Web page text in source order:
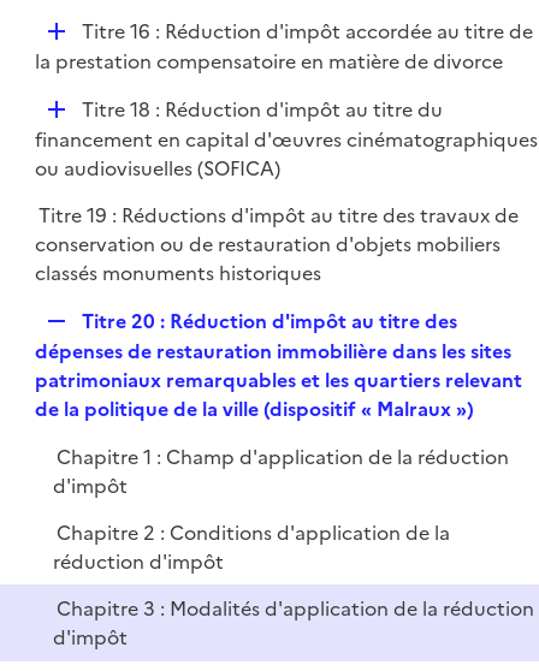
r
D
é
i
e
Titre 16 : Réduction d'impôt accordée au titre de
la prestation compensatoire en matière de divorce
D
é
p
i
e
r
Titre 18 : Réduction d'impôt au titre du
financement en capital d'œuvres cinématographiques
ou audiovisuelles (SOFICA)
Titre 19 : Réductions d'impôt au titre des travaux de
conservation ou de restauration d'objets mobiliers
classés monuments historiques
e
p
l
e
r
Titre 20 : Réduction d'impôt au titre des
dépenses de restauration immobilière dans les sites
patrimoniaux remarquables et les quartiers relevant
de la politique de la ville (dispositif « Malraux »)
Chapitre 1 : Champ d'application de la réduction
d'impôt
Chapitre 2 : Conditions d'application de la
réduction d'impôt
Chapitre 3 : Modalités d'application de la réduction
d'impôt